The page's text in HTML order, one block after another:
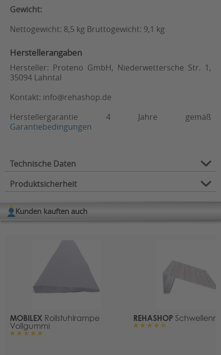
Gewicht:
Nettogewicht: 8,5 kg Bruttogewicht: 9,1 kg
Herstellerangaben
Hersteller: Proteno GmbH, Niederwettersche Str. 1,
35094 Lahntal
Kontakt: info@rehashop.de
Herstellergarantie 4 Jahre gemäß
Garantiebedingungen
Technische Daten
Typ:
Teleskoprampe
Länge (in cm):
Produktsicherheit
Herstellerinformation
35094 Lahntal
:
E-Mail:info@rehashop.de
Kunden kauften auch
MOBILEX Rollstuhlrampe
Vollgummi
REHASHOP